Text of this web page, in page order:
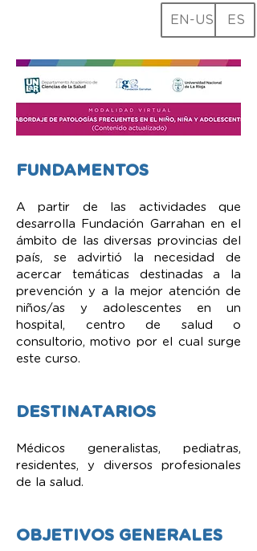
EN-US ES
FUNDAMENTOS
A partir de las actividades que
desarrolla Fundación Garrahan en el
ámbito de las diversas provincias del
país, se advirtió la necesidad de
acercar temáticas destinadas a la
prevención y a la mejor atención de
niños/as y adolescentes en un
hospital, centro de salud o
consultorio, motivo por el cual surge
este curso.
DESTINATARIOS
Médicos generalistas, pediatras,
residentes, y diversos profesionales
de la salud.
OBJETIVOS GENERALES